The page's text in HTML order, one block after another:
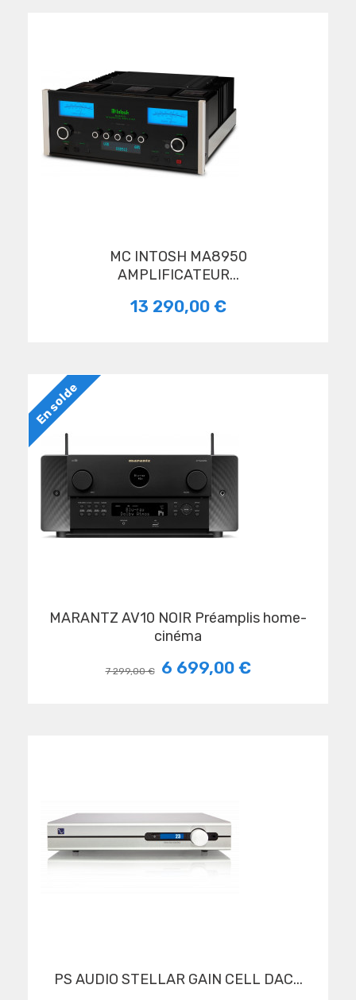
MC INTOSH MA8950
AMPLIFICATEUR...
13 290,00 €
En solde
MARANTZ AV10 NOIR Préamplis home-
cinéma
7 299,00 € 6 699,00 €
PS AUDIO STELLAR GAIN CELL DAC...